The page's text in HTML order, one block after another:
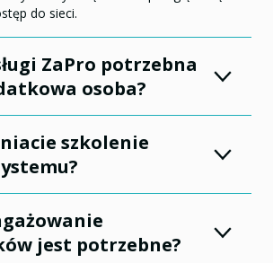
do sieci.
ZaPro potrzebna
osoba?
szkolenie
jest potrzebne?